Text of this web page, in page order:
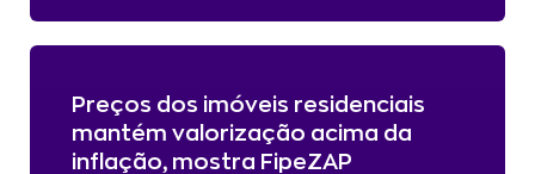
Preços dos imóveis residenciais
mantém valorização acima da
inflação, mostra FipeZAP